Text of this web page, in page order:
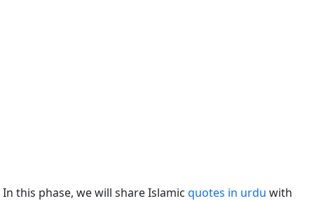
In this phase, we will share Islamic quotes in urdu with